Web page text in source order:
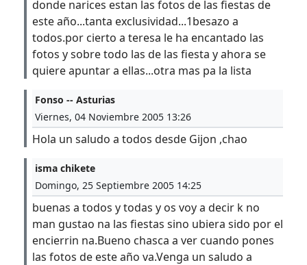
donde narices estan las fotos de las fiestas de
este año...tanta exclusividad...1besazo a
todos.por cierto a teresa le ha encantado las
fotos y sobre todo las de las fiesta y ahora se
quiere apuntar a ellas...otra mas pa la lista
Fonso -- Asturias
Viernes, 04 Noviembre 2005 13:26
Hola un saludo a todos desde Gijon ,chao
isma chikete
Domingo, 25 Septiembre 2005 14:25
buenas a todos y todas y os voy a decir k no
man gustao na las fiestas sino ubiera sido por el
encierrin na.Bueno chasca a ver cuando pones
las fotos de este año va.Venga un saludo a